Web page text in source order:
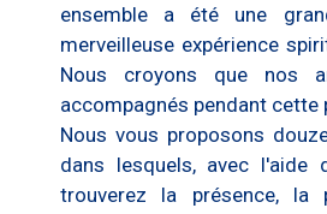
ensemble a été une
merveilleuse expérience
Nous croyons que nos
accompagnés pendant cette
Nous vous proposons
dans lesquels, avec l'aide
trouverez la présence, la